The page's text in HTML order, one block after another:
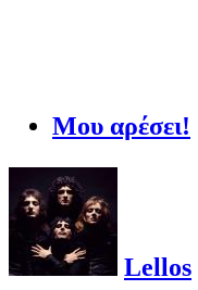
Μου αρέσει!
Lellos